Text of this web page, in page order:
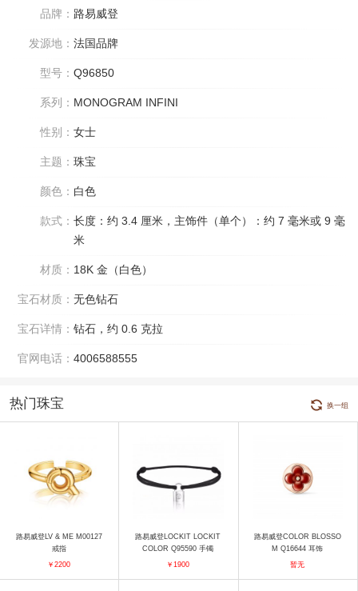
品牌： 路易威登
发源地： 法国品牌
型号： Q96850
系列： MONOGRAM INFINI
性别： 女士
主题： 珠宝
颜色： 白色
款式： 长度：约 3.4 厘米，主饰件（单个）：约 7 毫米或 9 毫
米
材质： 18K 金（白色）
宝石材质： 无色钻石
宝石详情： 钻石，约 0.6 克拉
官网电话： 4006588555
热门珠宝 换一组
路易威登LV & ME M00127
戒指
￥2200
路易威登LOCKIT LOCKIT
COLOR Q95590 手镯
￥1900
路易威登COLOR BLOSSO
M Q16644 耳饰
暂无